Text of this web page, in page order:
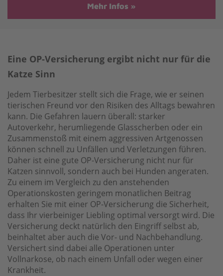
Mehr Infos
Eine OP-Versicherung ergibt nicht nur für die
Katze Sinn
Jedem Tierbesitzer stellt sich die Frage, wie er seinen
tierischen Freund vor den Risiken des Alltags bewahren
kann. Die Gefahren lauern überall: starker
Autoverkehr, herumliegende Glasscherben oder ein
Zusammenstoß mit einem aggressiven Artgenossen
können schnell zu Unfällen und Verletzungen führen.
Daher ist eine gute OP-Versicherung nicht nur für
Katzen sinnvoll, sondern auch bei Hunden angeraten.
Zu einem im Vergleich zu den anstehenden
Operationskosten geringem monatlichen Beitrag
erhalten Sie mit einer OP-Versicherung die Sicherheit,
dass Ihr vierbeiniger Liebling optimal versorgt wird. Die
Versicherung deckt natürlich den Eingriff selbst ab,
beinhaltet aber auch die Vor- und Nachbehandlung.
Versichert sind dabei alle Operationen unter
Vollnarkose, ob nach einem Unfall oder wegen einer
Krankheit.